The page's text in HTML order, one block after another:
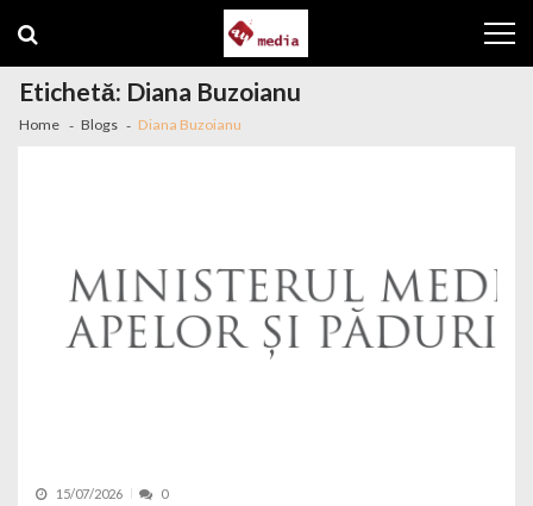
Etichetă: Diana Buzoianu
Home Blogs Diana Buzoianu
15/07/2026 0